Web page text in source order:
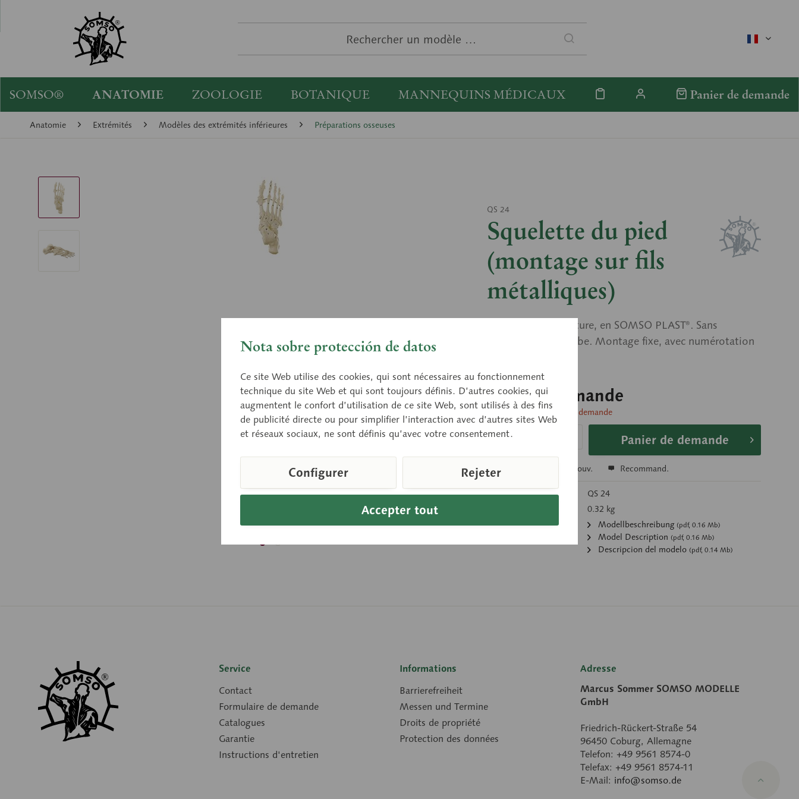
SOMSO® ANATOMIE ZOOLOGIE BOTANIQUE MANNEQUINS MÉDICAUX Panier de demande
Anatomie Extrémités Modèles des extrémités inférieures Préparations osseuses
QS 24
Squelette du pied
(montage sur fils
métalliques)
modelé d’après nature, en SOMSO PLAST®. Sans
insertion sur la jambe. Montage fixe, avec numérotation
Prix sur demande
Délai de livraison sur demande
Panier de demande
Comparer Se souv. Recommand.
Référence d’article:
QS 24
0.32 kg
Téléchargements:
Modellbeschreibung (pdf, 0.16 Mb)
Model Description (pdf, 0.16 Mb)
Descripcion del modelo (pdf, 0.14 Mb)
Service
Contact
Formulaire de demande
Catalogues
Garantie
Instructions d'entretien
Informations
Barrierefreiheit
Messen und Termine
Droits de propriété
Protection des données
Adresse
Marcus Sommer SOMSO MODELLE
GmbH
Friedrich-Rückert-Straße 54
96450 Coburg, Allemagne
Telefon: +49 9561 8574-0
Telefax: +49 9561 8574-11
E-Mail: info@somso.de
Nota sobre protección de datos
Ce site Web utilise des cookies, qui sont nécessaires au fonctionnement
technique du site Web et qui sont toujours définis. D’autres cookies, qui
augmentent le confort d’utilisation de ce site Web, sont utilisés à des fins
de publicité directe ou pour simplifier l’interaction avec d’autres sites Web
et réseaux sociaux, ne sont définis qu’avec votre consentement.
Accepter tout
Configurer Rejeter